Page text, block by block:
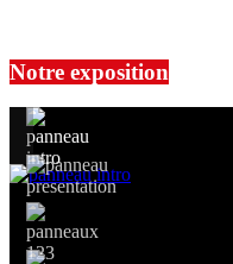
Notre exposition